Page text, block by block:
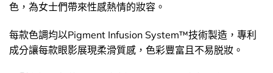
色，為女士們帶來性感熱情的妝容。
每款色調均以Pigment Infusion System™技術製造，專利
成分讓每款眼影展現柔滑質感，色彩豐富且不易脱妝。